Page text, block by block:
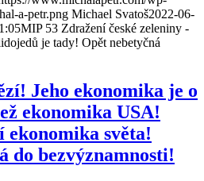
a-petr.png Michael Svatoš2022-06-
MIP 53 Zdražení české zeleniny -
je tady! Opět nebetyčná
Jeho ekonomika je o
ekonomika USA!
ekonomika světa!
do bezvýznamnosti!